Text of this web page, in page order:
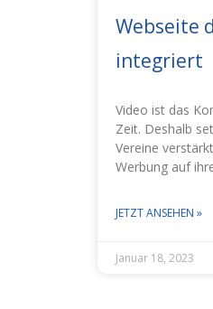
Webseite
integriert
Video ist das
Zeit. Deshalb
Vereine
Werbung auf
JETZT ANSEHEN »
Januar 18, 2023